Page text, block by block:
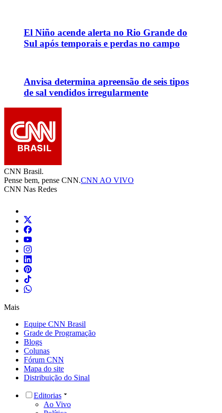
El Niño acende alerta no Rio Grande do
Sul após temporais e perdas no campo
Anvisa determina apreensão de seis tipos
de sal vendidos irregularmente
CNN Brasil.
Pense bem, pense CNN.CNN AO VIVO
CNN Nas Redes
Mais
Equipe CNN Brasil
Grade de Programação
Blogs
Colunas
Fórum CNN
Mapa do site
Distribuição do Sinal
Editorias
Ao Vivo